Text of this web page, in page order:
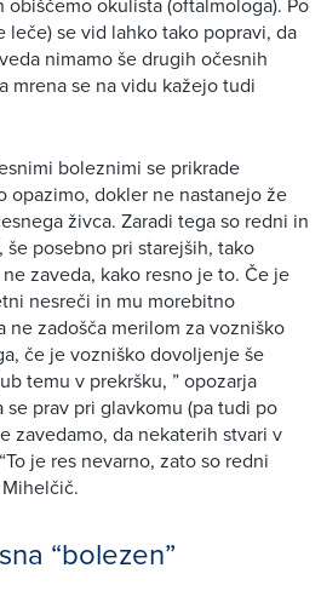
leče) se vid lahko tako popravi, da
nimamo še drugih očesnih
mrena se na vidu kažejo tudi
boleznimi se prikrade
opazimo, dokler ne nastanejo že
živca. Zaradi tega so redni in
posebno pri starejših, tako
zaveda, kako resno je to. Če je
nesreči in mu morebitno
ne zadošča merilom za vozniško
če je vozniško dovoljenje še
temu v prekršku, ” opozarja
prav pri glavkomu (pa tudi po
zavedamo, da nekaterih stvari v
je res nevarno, zato so redni
“bolezen”